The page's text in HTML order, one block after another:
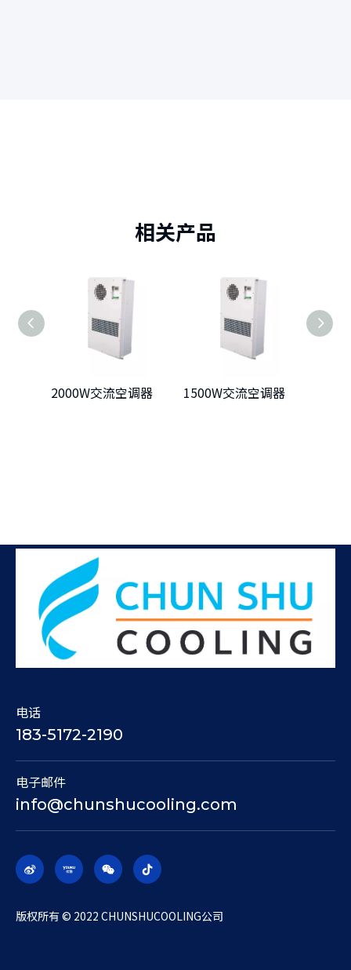
相关产品
2000W交流空调器 1500W交流空调器
电话
183-5172-2190
电子邮件
info@chunshucooling.com
​版权所有 © 2022 CHUNSHUCOOLING公司